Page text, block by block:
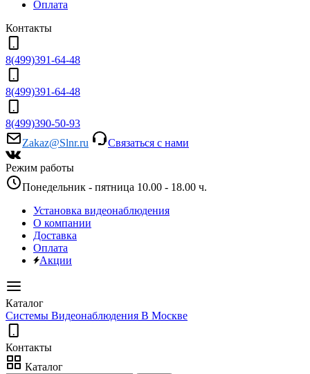
Оплата
Контакты
8(499)391-64-48
8(499)391-64-48
8(499)390-50-93
Zakaz@Slnr.ru
Связаться с нами
Режим работы
Понедельник - пятница 10.00 - 18.00 ч.
Установка видеонаблюдения
О компании
Доставка
Оплата
Акции
Каталог
Системы Видеонаблюдения В Москве
Контакты
Каталог